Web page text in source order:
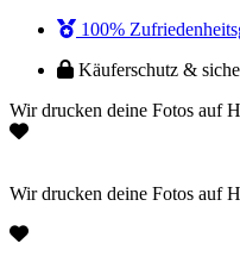
100%
Käuferschutz &
Wir drucken deine Fotos auf
Wir drucken deine Fotos auf